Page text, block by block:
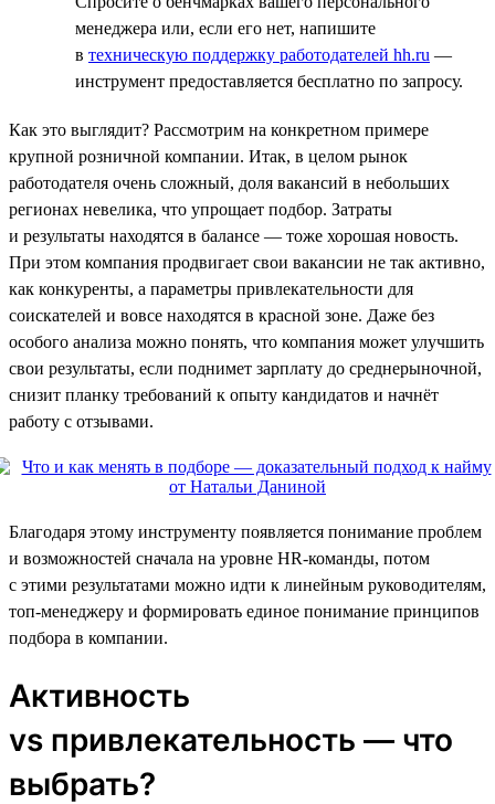
менеджера или, если его нет, напишите
в техническую поддержку работодателей hh.ru —
инструмент предоставляется бесплатно по запросу.
Как это выглядит? Рассмотрим на конкретном примере
крупной розничной компании. Итак, в целом рынок
работодателя очень сложный, доля вакансий в небольших
регионах невелика, что упрощает подбор. Затраты
и результаты находятся в балансе — тоже хорошая новость.
При этом компания продвигает свои вакансии не так активно,
как конкуренты, а параметры привлекательности для
соискателей и вовсе находятся в красной зоне. Даже без
особого анализа можно понять, что компания может улучшить
свои результаты, если поднимет зарплату до среднерыночной,
снизит планку требований к опыту кандидатов и начнёт
работу с отзывами.
Благодаря этому инструменту появляется понимание проблем
и возможностей сначала на уровне HR-команды, потом
с этими результатами можно идти к линейным руководителям,
топ-менеджеру и формировать единое понимание принципов
подбора в компании.
Активность
vs привлекательность — что
выбрать?